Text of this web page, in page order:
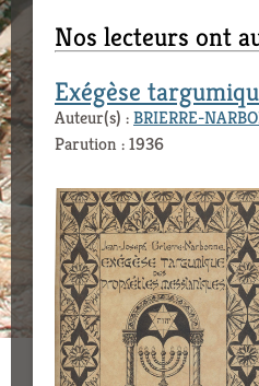
Nos lecteurs ont
Exégèse
Auteur(s) :BRIERRE-
Parution : 1936